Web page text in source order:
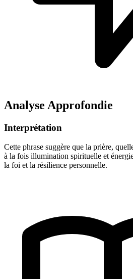
Analyse Approfondie
Interprétation
Cette phrase suggère que la prière,
à la fois illumination spirituelle et
la foi et la résilience personnelle.